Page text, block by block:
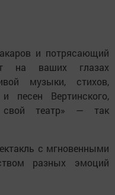
и потрясающий
на ваших глазах
музыки, стихов,
песен Вертинского,
театр» — так
с мгновенными
разных эмоций